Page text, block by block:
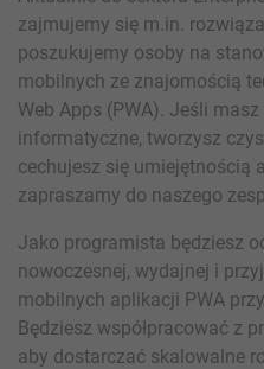
zajmujemy się m.in.
poszukujemy osoby na
mobilnych ze znajomością
Web Apps (PWA). Jeśli
informatyczne, tworzysz
cechujesz się umiejętnością
zapraszamy do naszego
Jako programista będziesz
nowoczesnej, wydajnej i
mobilnych aplikacji PWA
Będziesz współpracować z
aby dostarczać skalowalne